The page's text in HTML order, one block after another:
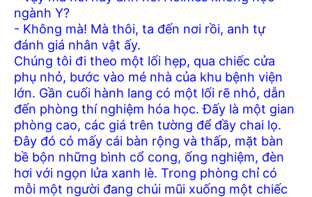
ngành Y?
- Không mà! Mà thôi, ta đến nơi rồi, anh tự
đánh giá nhân vật ấy.
Chúng tôi đi theo một lối hẹp, qua chiếc cửa
phụ nhỏ, bước vào mé nhà của khu bệnh viện
lớn. Gần cuối hành lang có một lối rẽ nhỏ, dẫn
đến phòng thí nghiệm hóa học. Đấy là một gian
phòng cao, các giá trên tường để đầy chai lọ.
Đây đó có mấy cái bàn rộng và thấp, mặt bàn
bề bộn những bình cổ cong, ống nghiệm, đèn
hơi với ngọn lửa xanh lè. Trong phòng chỉ có
mỗi một người đang chúi mũi xuống một chiếc